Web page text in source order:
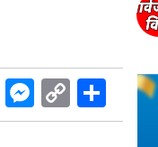
Twitter
Messenger
Copy
Link
Share